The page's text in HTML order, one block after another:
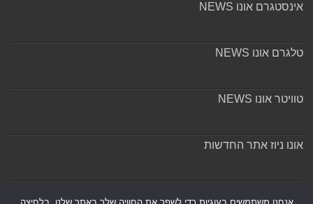
אינסטגרם אונו NEWS
טלגרם אונו NEWS
טוויטר אונו NEWS
אונו ניוז אתר החדשות